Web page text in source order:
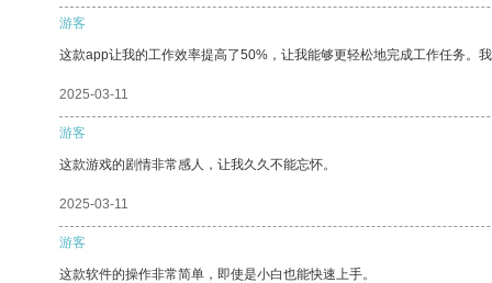
游客
这款app让我的工作效率提高了50%，让我能够更轻松地完成工作任务。
2025-03-11
游客
这款游戏的剧情非常感人，让我久久不能忘怀。
2025-03-11
游客
这款软件的操作非常简单，即使是小白也能快速上手。